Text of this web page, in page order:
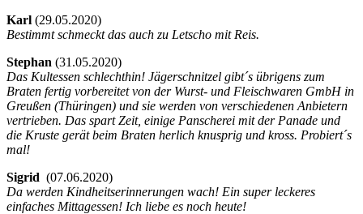
Karl (29.05.2020)
Bestimmt schmeckt das auch zu Letscho mit Reis.
Stephan (31.05.2020)
Das Kultessen schlechthin! Jägerschnitzel gibt´s übrigens zum
Braten fertig vorbereitet von der Wurst- und Fleischwaren GmbH in
Greußen (Thüringen) und sie werden von verschiedenen Anbietern
vertrieben. Das spart Zeit, einige Panscherei mit der Panade und
die Kruste gerät beim Braten herlich knusprig und kross. Probiert´s
mal!
Sigrid (07.06.2020)
Da werden Kindheitserinnerungen wach! Ein super leckeres
einfaches Mittagessen! Ich liebe es noch heute!